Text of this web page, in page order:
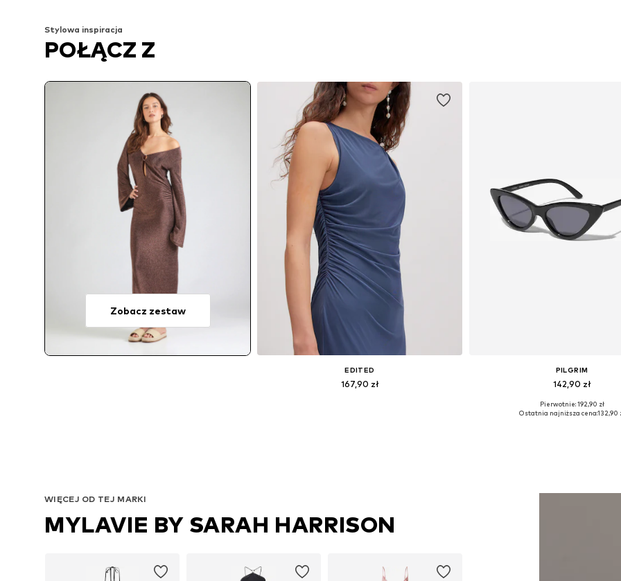
Stylowa inspiracja
POŁĄCZ Z
Zobacz zestaw
EDITED
167,90 zł
PILGRIM
142,90 zł
Dostępne rozmiary: One Size
Pierwotnie: 192,90 zł
Ostatnia najniższa cena:132,90
WIĘCEJ OD TEJ MARKI
MYLAVIE BY SARAH HARRISON